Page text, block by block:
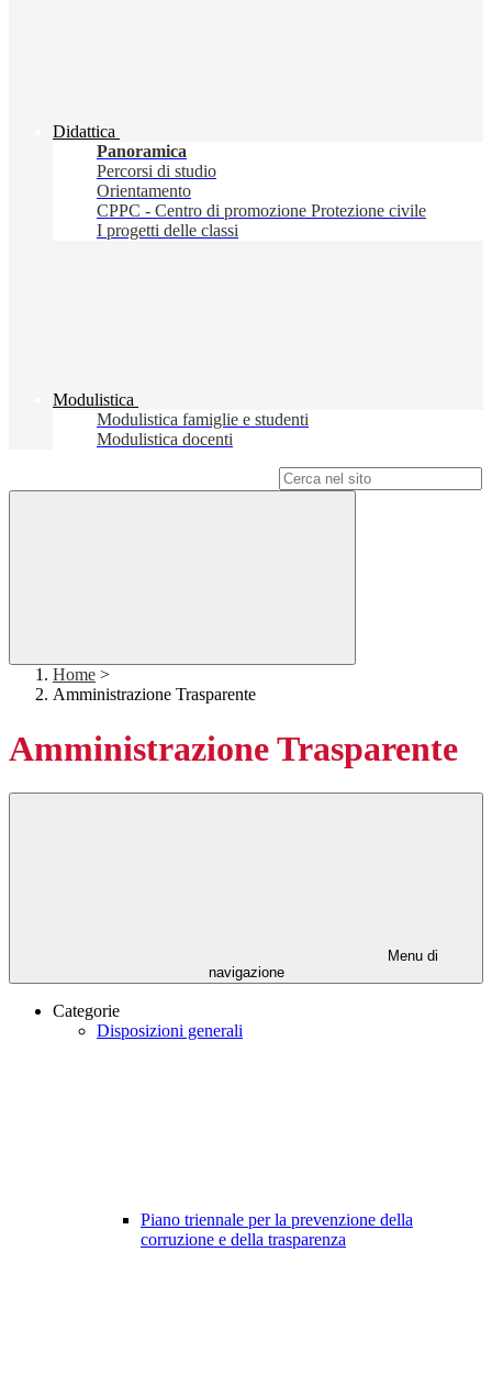
Didattica
Panoramica
Percorsi di studio
Orientamento
CPPC - Centro di promozione Protezione civile
I progetti delle classi
Modulistica
Modulistica famiglie e studenti
Modulistica docenti
Home >
Amministrazione Trasparente
Amministrazione Trasparente
Menu di
navigazione
Categorie
Disposizioni generali
Piano triennale per la prevenzione della
corruzione e della trasparenza